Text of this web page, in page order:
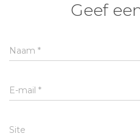
Geef
Naam *
E-mail *
Site